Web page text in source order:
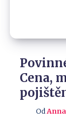
Cena,
Od